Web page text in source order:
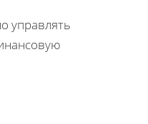
управлять